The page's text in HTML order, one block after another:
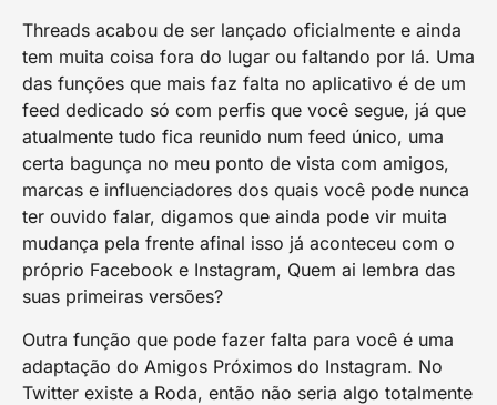
Threads acabou de ser lançado oficialmente e ainda
tem muita coisa fora do lugar ou faltando por lá. Uma
das funções que mais faz falta no aplicativo é de um
feed dedicado só com perfis que você segue, já que
atualmente tudo fica reunido num feed único, uma
certa bagunça no meu ponto de vista com amigos,
marcas e influenciadores dos quais você pode nunca
ter ouvido falar, digamos que ainda pode vir muita
mudança pela frente afinal isso já aconteceu com o
próprio Facebook e Instagram, Quem ai lembra das
suas primeiras versões?
Outra função que pode fazer falta para você é uma
adaptação do Amigos Próximos do Instagram. No
Twitter existe a Roda, então não seria algo totalmente